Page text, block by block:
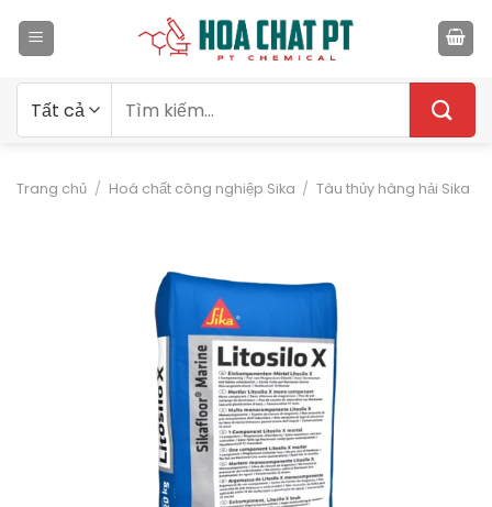
qua
kiếm:
Trang chủ / Hoá chất công nghiệp Sika / Tàu thủy hàng hải Sika